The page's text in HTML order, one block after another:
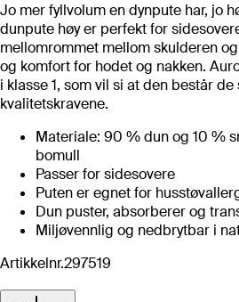
Jo mer fyllvolum en dynpute har, jo
dunpute høy er perfekt for
mellomrommet mellom skulderen
og komfort for hodet og nakken.
i klasse 1, som vil si at den består de
kvalitetskravene.
Materiale: 90 % dun og 10 %
bomull
Passer for sidesovere
Puten er egnet for
Dun puster, absorberer og
Miljøvennlig og nedbrytbar i
Artikkelnr.297519